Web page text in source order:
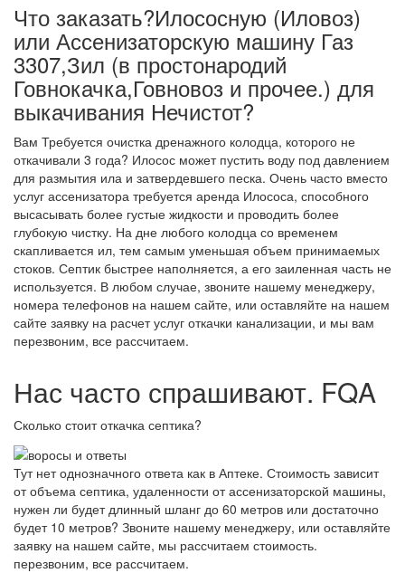
Что заказать?Илососную (Иловоз)
или Ассенизаторскую машину Газ
3307,Зил (в простонародий
Говнокачка,Говновоз и прочее.) для
выкачивания Нечистот?
Вам Требуется очистка дренажного колодца, которого не
откачивали 3 года? Илосос может пустить воду под давлением
для размытия ила и затвердевшего песка. Очень часто вместо
услуг ассенизатора требуется аренда Илососа, способного
высасывать более густые жидкости и проводить более
глубокую чистку. На дне любого колодца со временем
скапливается ил, тем самым уменьшая объем принимаемых
стоков. Септик быстрее наполняется, а его заиленная часть не
используется. В любом случае, звоните нашему менеджеру,
номера телефонов на нашем сайте, или оставляйте на нашем
сайте заявку на расчет услуг откачки канализации, и мы вам
перезвоним, все рассчитаем.
Нас часто спрашивают. FQA
Сколько стоит откачка септика?
Тут нет однозначного ответа как в Аптеке. Стоимость зависит
от объема септика, удаленности от ассенизаторской машины,
нужен ли будет длинный шланг до 60 метров или достаточно
будет 10 метров? Звоните нашему менеджеру, или оставляйте
заявку на нашем сайте, мы рассчитаем стоимость.
перезвоним, все рассчитаем.